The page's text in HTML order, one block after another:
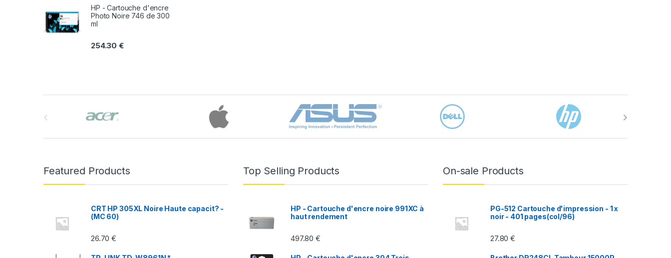
HP - Cartouche d'encre
Photo Noire 746 de 300
ml
254.30€
Featured Products
CRT HP 305XL Noire Haute capacit? -
(MC 60)
26.70€
Top Selling Products
HP - Cartouche d'encre noire 991XC à
haut rendement
497.80€
On-sale Products
PG-512 Cartouche d'impression - 1 x
noir - 401 pages(col/96)
27.80€